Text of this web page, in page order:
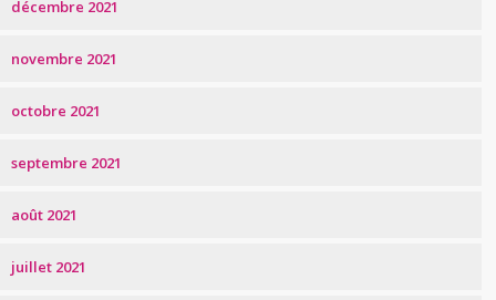
décembre 2021
novembre 2021
octobre 2021
septembre 2021
août 2021
juillet 2021